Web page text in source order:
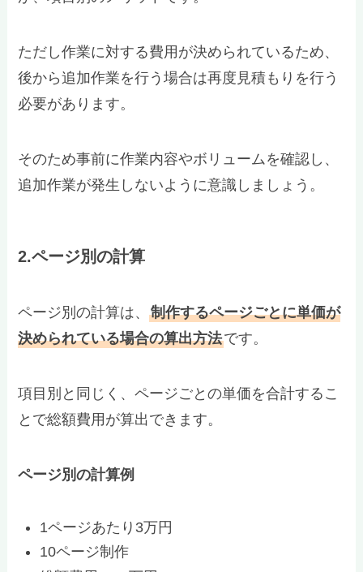
ただし作業に対する費用が決められているため、
後から追加作業を行う場合は再度見積もりを行う
必要があります。
そのため事前に作業内容やボリュームを確認し、
追加作業が発生しないように意識しましょう。
2.ページ別の計算
ページ別の計算は、制作するページごとに単価が
決められている場合の算出方法です。
項目別と同じく、ページごとの単価を合計するこ
とで総額費用が算出できます。
ページ別の計算例
1ページあたり3万円
10ページ制作